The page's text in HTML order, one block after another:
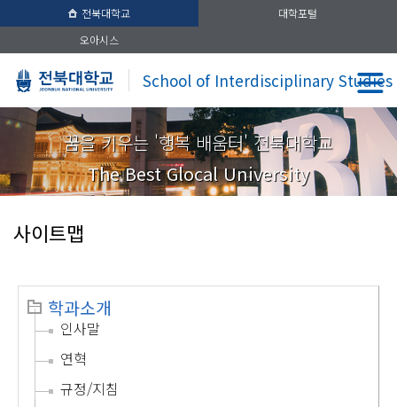
전북대학교
대학포털
오아시스
School of Interdisciplinary Studies
꿈을 키우는 '행복 배움터' 전북대학교
The Best Glocal University
사이트맵
학과소개
인사말
연혁
규정/지침